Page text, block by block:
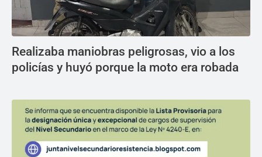
Realizaba maniobras peligrosas, vio a los
policías y huyó porque la moto era robada